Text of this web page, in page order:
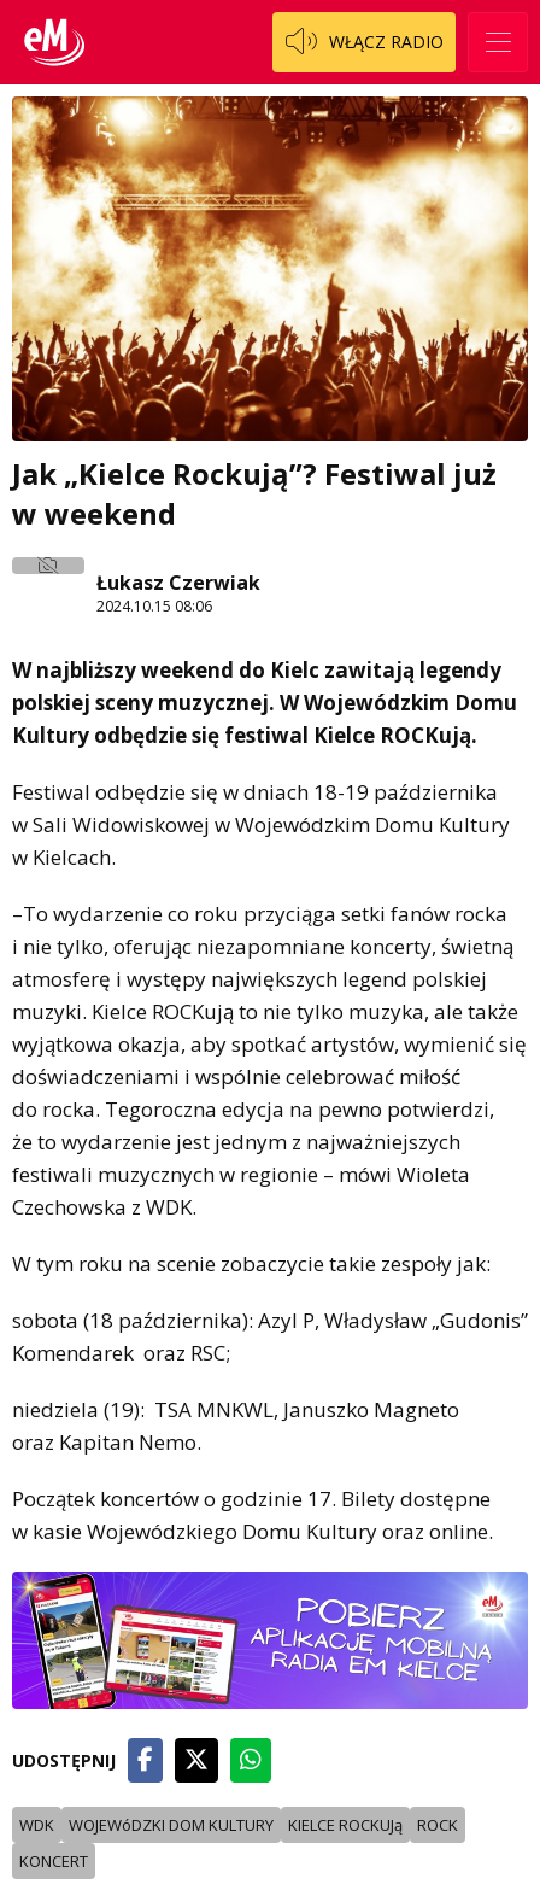
WŁĄCZ RADIO
Jak „Kielce Rockują”? Festiwal już
w weekend
Łukasz Czerwiak
2024.10.15 08:06
W najbliższy weekend do Kielc zawitają legendy
polskiej sceny muzycznej. W Wojewódzkim Domu
Kultury odbędzie się festiwal Kielce ROCKują.
Festiwal odbędzie się w dniach 18-19 października
w Sali Widowiskowej w Wojewódzkim Domu Kultury
w Kielcach.
–To wydarzenie co roku przyciąga setki fanów rocka
i nie tylko, oferując niezapomniane koncerty, świetną
atmosferę i występy największych legend polskiej
muzyki. Kielce ROCKują to nie tylko muzyka, ale także
wyjątkowa okazja, aby spotkać artystów, wymienić się
doświadczeniami i wspólnie celebrować miłość
do rocka. Tegoroczna edycja na pewno potwierdzi,
że to wydarzenie jest jednym z najważniejszych
festiwali muzycznych w regionie – mówi Wioleta
Czechowska z WDK.
W tym roku na scenie zobaczycie takie zespoły jak:
sobota (18 października): Azyl P, Władysław „Gudonis”
Komendarek oraz RSC;
niedziela (19): TSA MNKWL, Januszko Magneto
oraz Kapitan Nemo.
Początek koncertów o godzinie 17. Bilety dostępne
w kasie Wojewódzkiego Domu Kultury oraz online.
UDOSTĘPNIJ
WDK WOJEWóDZKI DOM KULTURY KIELCE ROCKUJą
ROCK
KONCERT